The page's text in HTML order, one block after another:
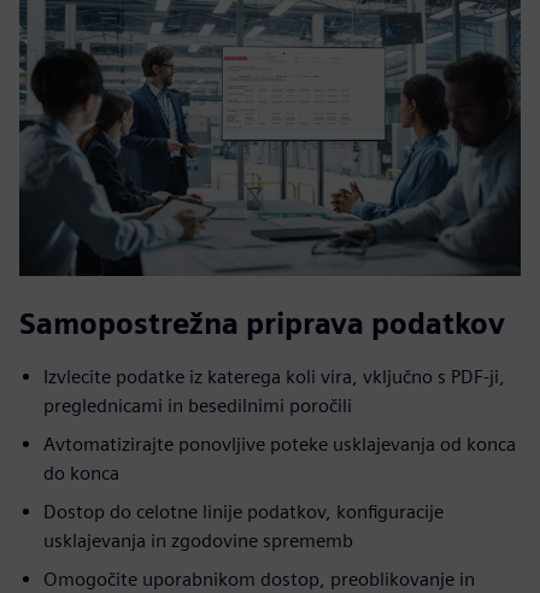
Samopostrežna priprava podatkov
Izvlecite podatke iz katerega koli vira, vključno s PDF-ji,
preglednicami in besedilnimi poročili
Avtomatizirajte ponovljive poteke usklajevanja od konca
do konca
Dostop do celotne linije podatkov, konfiguracije
usklajevanja in zgodovine sprememb
Omogočite uporabnikom dostop, preoblikovanje in